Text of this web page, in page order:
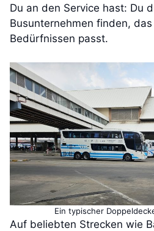
Du an den Service hast: Du
Busunternehmen finden,
Bedürfnissen passt.
Ein typischer
Auf beliebten Strecken wie